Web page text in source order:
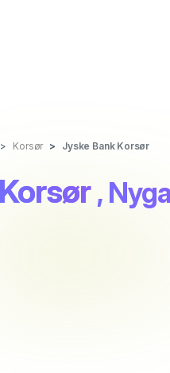
Korsør Jyske Bank Korsør
,